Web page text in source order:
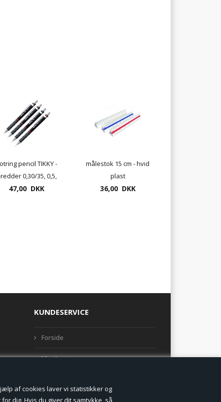
af cookies laver vi statistikker og
dig. Hvis du giver dit samtykke, så
pencil TIKKY -
0,30/35, 0,5,
0,7 og 0,9/1,0
47,00 DKK
målestok 15 cm - hvid
plast
36,00 DKK
KUNDESERVICE
Forside
Min Konto
Vilkår og betingelser